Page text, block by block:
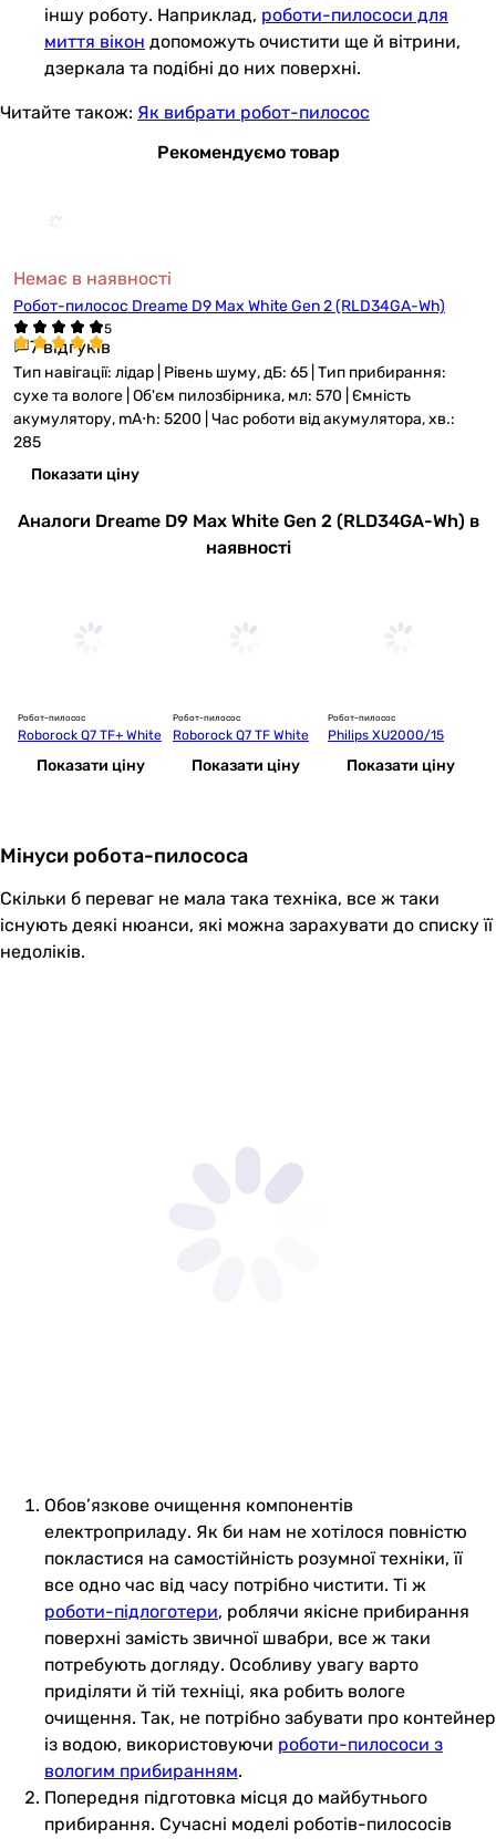
іншу роботу. Наприклад, роботи-пилососи для
миття вікон допоможуть очистити ще й вітрини,
дзеркала та подібні до них поверхні.
Читайте також: Як вибрати робот-пилосос
Рекомендуємо товар
Немає в наявності
Робот-пилосос Dreame D9 Max White Gen 2 (RLD34GA-Wh)
7 відгуків
Тип навігації: лідар | Рівень шуму, дБ: 65 | Тип прибирання:
сухе та вологе | Об'єм пилозбірника, мл: 570 | Ємність
акумулятору, mА⋅h: 5200 | Час роботи від акумулятора, хв.:
285
Показати ціну
Аналоги Dreame D9 Max White Gen 2 (RLD34GA-Wh) в
наявності
Робот-пилосос
Roborock Q7 TF+ White
Показати ціну
Робот-пилосос
Roborock Q7 TF White
Показати ціну
Робот-пилосос
Philips XU2000/15
Показати ціну
Мінуси робота-пилососа
Скільки б переваг не мала така техніка, все ж таки
існують деякі нюанси, які можна зарахувати до списку її
недоліків.
Обов’язкове очищення компонентів
електроприладу. Як би нам не хотілося повністю
покластися на самостійність розумної техніки, її
все одно час від часу потрібно чистити. Ті ж
роботи-підлоготери, роблячи якісне прибирання
поверхні замість звичної швабри, все ж таки
потребують догляду. Особливу увагу варто
приділяти й тій техніці, яка робить вологе
очищення. Так, не потрібно забувати про контейнер
із водою, використовуючи роботи-пилососи з
вологим прибиранням.
Попередня підготовка місця до майбутнього
прибирання. Сучасні моделі роботів-пилососів